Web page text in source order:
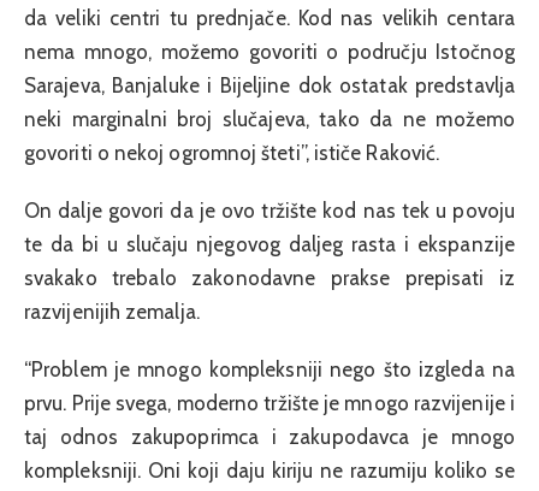
da veliki centri tu prednjače. Kod nas velikih centara
nema mnogo, možemo govoriti o području Istočnog
Sarajeva, Banjaluke i Bijeljine dok ostatak predstavlja
neki marginalni broj slučajeva, tako da ne možemo
govoriti o nekoj ogromnoj šteti”, ističe Raković.
On dalje govori da je ovo tržište kod nas tek u povoju
te da bi u slučaju njegovog daljeg rasta i ekspanzije
svakako trebalo zakonodavne prakse prepisati iz
razvijenijih zemalja.
“Problem je mnogo kompleksniji nego što izgleda na
prvu. Prije svega, moderno tržište je mnogo razvijenije i
taj odnos zakupoprimca i zakupodavca je mnogo
kompleksniji. Oni koji daju kiriju ne razumiju koliko se